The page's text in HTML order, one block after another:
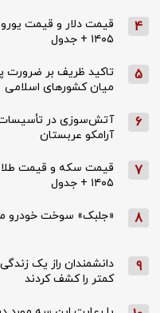
4
۱۴۰۵ + جدول
5
تاکید ظریف بر ضرورت
میان کشورهای اسلامی
6
آتش‌سوزی در
آرامکو عربستان
7
۱۴۰۵ + جدول
8 «جلبک» سوخت خودرو
9
دانشمندان راز یک
کمتر را کشف کردند